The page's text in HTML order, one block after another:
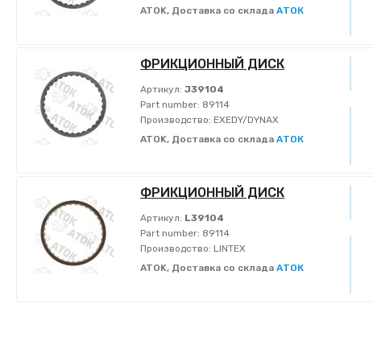
ATOK, Доставка со склада АТОК
ФРИКЦИОННЫЙ ДИСК
Артикул: J39104
Part number: 89114
Производство: EXEDY/DYNAX
ATOK, Доставка со склада АТОК
ФРИКЦИОННЫЙ ДИСК
Артикул: L39104
Part number: 89114
Производство: LINTEX
ATOK, Доставка со склада АТОК